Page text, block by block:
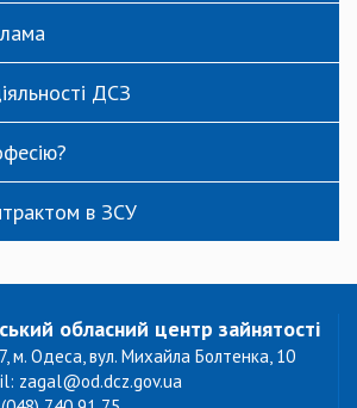
ДСЗ
в ЗСУ
обласний центр зайнятості
м. Одеса, вул. Михайла Болтенка, 10
zagal@od.dcz.gov.ua